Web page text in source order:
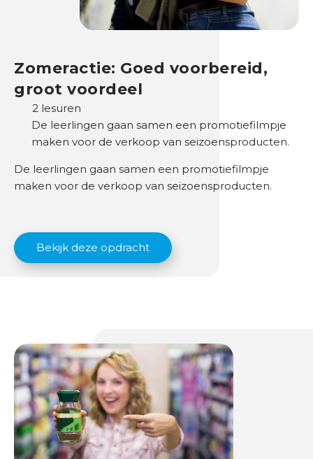
Zomeractie: Goed voorbereid,
groot voordeel
2 lesuren
De leerlingen gaan samen een promotiefilmpje
maken voor de verkoop van seizoensproducten.
De leerlingen gaan samen een promotiefilmpje
maken voor de verkoop van seizoensproducten.
Bekijk deze opdracht